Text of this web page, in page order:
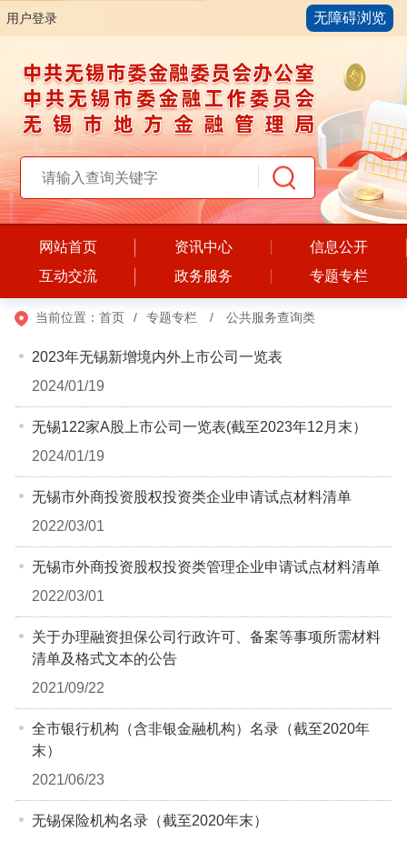
用户登录 无障碍浏览
网站首页 资讯中心
信息公开
互动交流
政务服务 专题专栏
当前位置： 首页 / 专题专栏 / 公共服务查询类
2023年无锡新增境内外上市公司一览表
2024/01/19
无锡122家A股上市公司一览表(截至2023年12月末）
2024/01/19
无锡市外商投资股权投资类企业申请试点材料清单
2022/03/01
无锡市外商投资股权投资类管理企业申请试点材料清单
2022/03/01
关于办理融资担保公司行政许可、备案等事项所需材料
清单及格式文本的公告
2021/09/22
全市银行机构（含非银金融机构）名录（截至2020年
末）
2021/06/23
无锡保险机构名录（截至2020年末）